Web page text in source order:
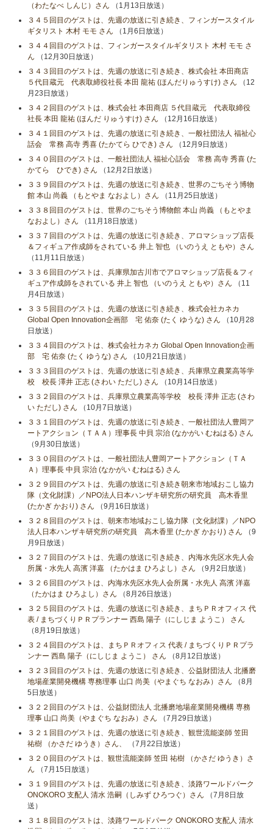
（わたなべ しんじ）さん （1月13日放送）
３４５回目のゲストは、先週の放送に引き続き、フィンガースタイル
ギタリスト 木村 モモ さん （1月6日放送）
３４４回目のゲストは、フィンガースタイルギタリスト 木村 モモ さ
ん （12月30日放送）
３４３回目のゲストは、先週の放送に引き続き、株式会社 本田商店
５代目蔵元 代表取締役社長 本田 龍祐 (ほんだりゅうすけ) さん （12
月23日放送）
３４２回目のゲストは、株式会社 本田商店 ５代目蔵元 代表取締役
社長 本田 龍祐 (ほんだ りゅうすけ) さん （12月16日放送）
３４１回目のゲストは、先週の放送に引き続き、一般社団法人 福祉心
話会 常務 高寺 秀喜 (たかてら ひでき) さん （12月9日放送）
３４０回目のゲストは、一般社団法人 福祉心話会 常務 高寺 秀喜 (た
かてら ひでき) さん （12月2日放送）
３３９回目のゲストは、先週の放送に引き続き、世界のごちそう博物
館 本山 尚義 （もとやま なおよし）さん （11月25日放送）
３３８回目のゲストは、世界のごちそう博物館 本山 尚義 （もとやま
なおよし）さん （11月18日放送）
３３７回目のゲストは、先週の放送に引き続き、アロマショップ店長
＆フィギュア作成師をされている 井上 智也 （いのうえ ともや）さん
（11月11日放送）
３３６回目のゲストは、兵庫県加古川市でアロマショップ店長＆フィ
ギュア作成師をされている 井上 智也 （いのうえ ともや）さん （11
月4日放送）
３３５回目のゲストは、先週の放送に引き続き、株式会社カネカ
Global Open Innovation企画部 宅 佑奈 (たく ゆうな) さん （10月28
日放送）
３３４回目のゲストは、株式会社カネカ Global Open Innovation企画
部 宅 佑奈 (たく ゆうな) さん （10月21日放送）
３３３回目のゲストは、先週の放送に引き続き、兵庫県立農業高等学
校 校長 澤井 正志 (さわい ただし) さん （10月14日放送）
３３２回目のゲストは、兵庫県立農業高等学校 校長 澤井 正志 (さわ
い ただし) さん （10月7日放送）
３３１回目のゲストは、先週の放送に引き続き、一般社団法人豊岡ア
ートアクション（ＴＡＡ）理事長 中貝 宗治 (なかがい むねはる) さん
（9月30日放送）
３３０回目のゲストは、一般社団法人豊岡アートアクション（ＴＡ
Ａ）理事長 中貝 宗治 (なかがい むねはる) さん
３２９回目のゲストは、先週の放送に引き続き朝来市地域おこし協力
隊（文化財課）／NPO法人日本ハンザキ研究所の研究員 高木香里
(たかぎ かおり) さん （9月16日放送）
３２８回目のゲストは、朝来市地域おこし協力隊（文化財課）／NPO
法人日本ハンザキ研究所の研究員 高木香里 (たかぎ かおり) さん （9
月9日放送）
３２７回目のゲストは、先週の放送に引き続き、内海水先区水先人会
所属・水先人 高濱 洋嘉 （たかはま ひろよし）さん （9月2日放送）
３２６回目のゲストは、内海水先区水先人会所属・水先人 高濱 洋嘉
（たかはま ひろよし）さん （8月26日放送）
３２５回目のゲストは、先週の放送に引き続き、まちＰＲオフィス 代
表 / まちづくりＰＲプランナー 西島 陽子（にしじま ようこ） さん
（8月19日放送）
３２４回目のゲストは、まちＰＲオフィス 代表 / まちづくりＰＲプラ
ンナー 西島 陽子（にしじま ようこ） さん （8月12日放送）
３２３回目のゲストは、先週の放送に引き続き、公益財団法人 北播磨
地場産業開発機構 専務理事 山口 尚美（やまぐち なおみ）さん （8月
5日放送）
３２２回目のゲストは、公益財団法人 北播磨地場産業開発機構 専務
理事 山口 尚美（やまぐち なおみ）さん （7月29日放送）
３２１回目のゲストは、先週の放送に引き続き、観世流能楽師 笠田
祐樹 （かさだ ゆうき）さん、
（7月22日放送）
３２０回目のゲストは、観世流能楽師 笠田 祐樹 （かさだ ゆうき）さ
ん （7月15日放送）
３１９回目のゲストは、先週の放送に引き続き、淡路ワールドパーク
ONOKORO 支配人 清水 浩嗣（しみず ひろつぐ）さん （7月8日放
送）
３１８回目のゲストは、淡路ワールドパーク ONOKORO 支配人 清水